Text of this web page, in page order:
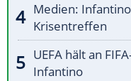
Medien:
Krisentreffen
UEFA hält an
Infantino